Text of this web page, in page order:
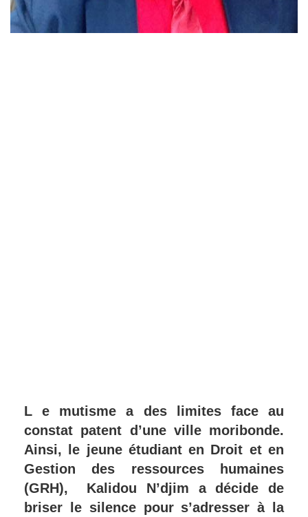
L e mutisme a des limites face au
constat patent d’une ville moribonde.
Ainsi, le jeune étudiant en Droit et en
Gestion des ressources humaines
(GRH), Kalidou N’djim a décide de
briser le silence pour s’adresser à la